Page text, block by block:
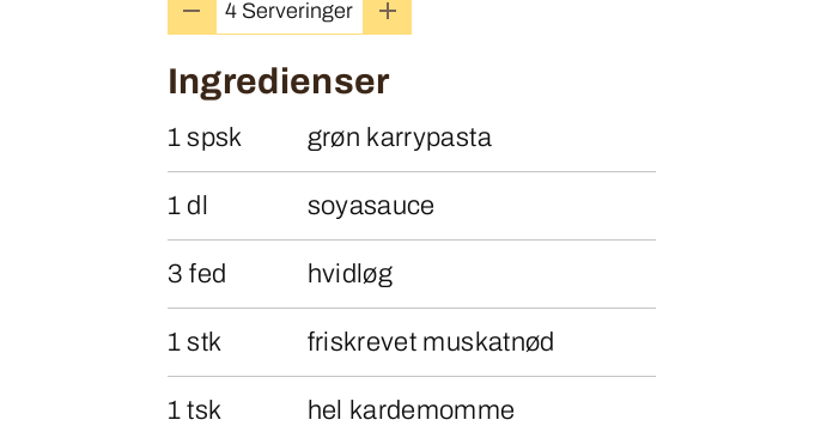
Ingredienser
1 spsk grøn karrypasta
1 dl soyasauce
3 fed hvidløg
1 stk friskrevet muskatnød
1 tsk hel kardemomme